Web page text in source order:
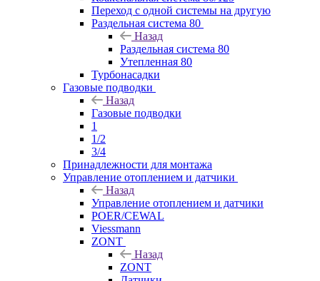
Переход с одной системы на другую
Раздельная система 80
Назад
Раздельная система 80
Утепленная 80
Турбонасадки
Газовые подводки
Назад
Газовые подводки
1
1/2
3/4
Принадлежности для монтажа
Управление отоплением и датчики
Назад
Управление отоплением и датчики
POER/CEWAL
Viessmann
ZONT
Назад
ZONT